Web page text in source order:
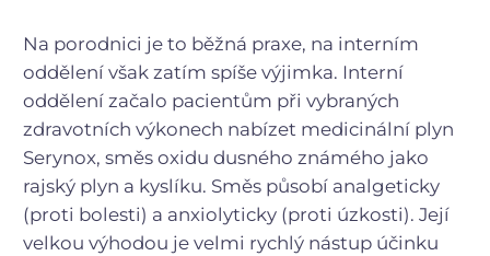
Na porodnici je to běžná praxe, na interním
oddělení však zatím spíše výjimka. Interní
oddělení začalo pacientům při vybraných
zdravotních výkonech nabízet medicinální plyn
Serynox, směs oxidu dusného známého jako
rajský plyn a kyslíku. Směs působí analgeticky
(proti bolesti) a anxiolyticky (proti úzkosti). Její
velkou výhodou je velmi rychlý nástup účinku